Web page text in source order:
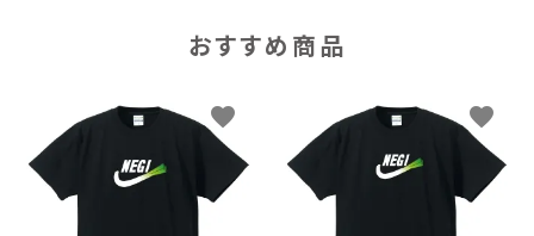
おすすめ商品
favorite favorite